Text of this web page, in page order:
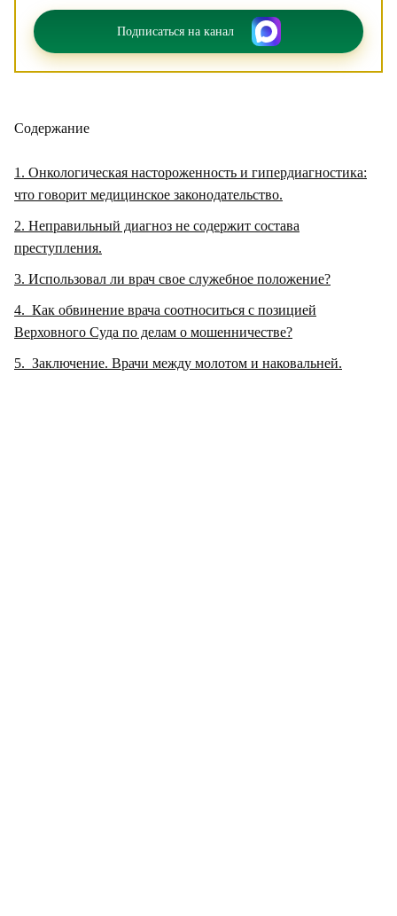
Подписаться на канал
Содержание
1
Онкологическая настороженность и гипердиагностика:
что говорит медицинское законодательство.
2 Неправильный диагноз не содержит состава
преступления.
3 Использовал ли врач свое служебное положение?
4
Как обвинение врача соотноситься с позицией
Верховного Суда по делам о мошенничестве?
5 Заключение. Врачи между молотом и наковальней.